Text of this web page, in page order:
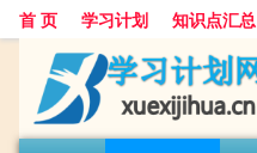
首 页 学习计划 知识点汇总